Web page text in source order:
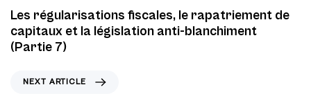
e
v
i
o
Les régularisations fiscales, le rapatriement de
capitaux et la législation anti-blanchiment
(Partie 7)
NEXT ARTICLE